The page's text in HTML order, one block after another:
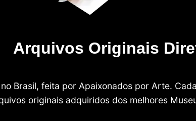
Arquivos Originais
Brasil, feita por Apaixonados por Arte.
originais adquiridos dos melhores